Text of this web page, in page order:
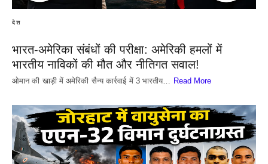
देश
भारत-अमेरिका संबंधों की परीक्षा: अमेरिकी हमलों में
भारतीय नाविकों की मौत और नीतिगत सवाल!
​ओमान की खाड़ी में अमेरिकी सैन्य कार्रवाई में 3 भारतीय… Read More